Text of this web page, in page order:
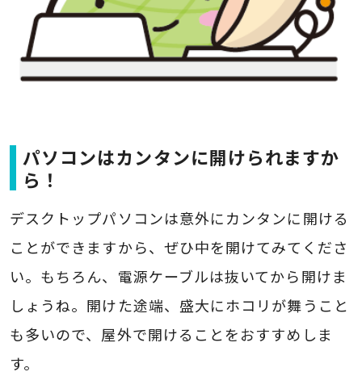
パソコンはカンタンに開けられますか
ら！
デスクトップパソコンは意外にカンタンに開ける
ことができますから、ぜひ中を開けてみてくださ
い。もちろん、電源ケーブルは抜いてから開けま
しょうね。開けた途端、盛大にホコリが舞うこと
も多いので、屋外で開けることをおすすめしま
す。